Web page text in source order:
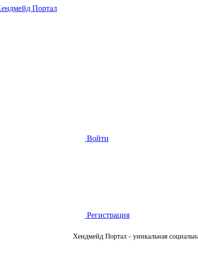
Войти
Регистрация
Хендмейд Портал - уникальная